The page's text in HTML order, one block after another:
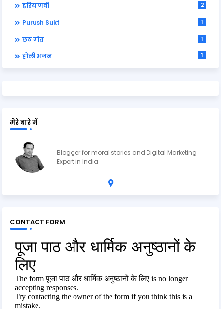
हरियाणवी 2
Purush Sukt 1
छठ गीत 1
होली भजन 1
मेरे बारे में
Blogger for moral stories and Digital Marketing
Expert in India
CONTACT FORM